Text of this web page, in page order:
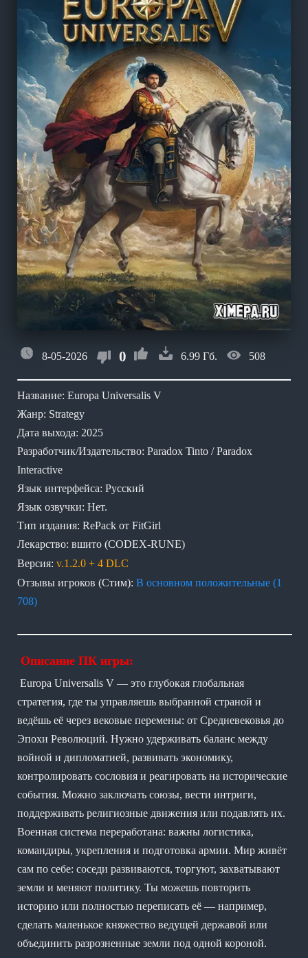
8-05-2026 0 6.99 Гб. 508
Название: Europa Universalis V
Жанр: Strategy
Дата выхода: 2025
Разработчик/Издательство: Paradox Tinto / Paradox
Interactive
Язык интерфейса: Русский
Язык озвучки: Нет.
Тип издания: RePack от FitGirl
Лекарство: вшито (CODEX-RUNE)
Версия: v.1.2.0 + 4 DLC
Отзывы игроков (Стим): В основном положительные (1
708)
Описание ПК игры:
Europa Universalis V — это глубокая глобальная
стратегия, где ты управляешь выбранной страной и
ведёшь её через вековые перемены: от Средневековья до
Эпохи Революций. Нужно удерживать баланс между
войной и дипломатией, развивать экономику,
контролировать сословия и реагировать на исторические
события. Можно заключать союзы, вести интриги,
поддерживать религиозные движения или подавлять их.
Военная система переработана: важны логистика,
командиры, укрепления и подготовка армии. Мир живёт
сам по себе: соседи развиваются, торгуют, захватывают
земли и меняют политику. Ты можешь повторить
историю или полностью переписать её — например,
сделать маленькое княжество ведущей державой или
объединить разрозненные земли под одной короной.